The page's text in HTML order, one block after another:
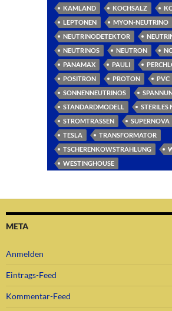
KAMLAND
KOCHSALZ
LEPTONEN
MYON-NEUTRINO
NEUTRINODETEKTOR
NEUTRINOS
NEUTRON
PANAMAX
PAULI
POSITRON
PROTON PVC
SONNENNEUTRINOS
STANDARDMODELL
STERILES
STROMTRASSEN
SUPERNOVA
TESLA
TRANSFORMATOR
TSCHERENKOWSTRAHLUNG
WESTINGHOUSE
META
Anmelden
Eintrags-Feed
Kommentar-Feed